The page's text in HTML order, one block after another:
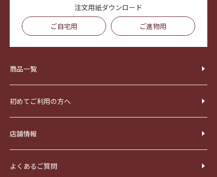
注文用紙ダウンロード
ご自宅用
ご進物用
商品一覧
初めてご利用の方へ
店舗情報
よくあるご質問